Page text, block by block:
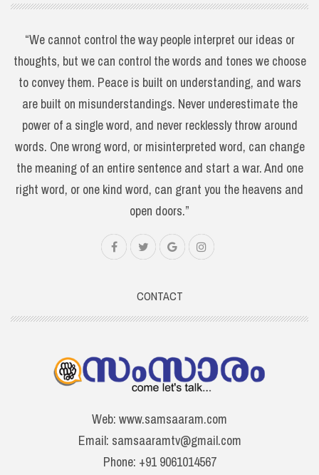
“We cannot control the way people interpret our ideas or
thoughts, but we can control the words and tones we choose
to convey them. Peace is built on understanding, and wars
are built on misunderstandings. Never underestimate the
power of a single word, and never recklessly throw around
words. One wrong word, or misinterpreted word, can change
the meaning of an entire sentence and start a war. And one
right word, or one kind word, can grant you the heavens and
open doors.”
CONTACT
Web: www.samsaaram.com
Email: samsaaramtv@gmail.com
Phone: +91 9061014567